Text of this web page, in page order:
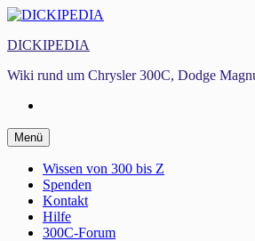
Zum
springen
DICKIPEDIA
Wiki rund um Chrysler 300C, Dodge
Menü Zum
Inhalt
springen
Wissen von 300 bis Z
Spenden
Kontakt
Hilfe
300C-Forum